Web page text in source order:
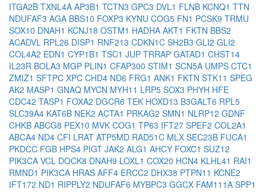
ITGA2B TXNL4A AP3B1 TCTN3 GPC3 DVL1 FLNB KCNQ1 TTN
NDUFAF3 AGA BBS10 FOXP3 KYNU COG5 FN1 PCSK9 TRMU
SOX10 DNAH1 KCNJ18 OSTM1 HADHA AKT1 FKTN BBS2
ACADVL RPL26 DISP1 RNF213 CDKN1C SH2B3 GLI2 GLI2
COL4A2 EDN1 CYP1B1 TSC1 JUP TRRAP GATAD1 CHST14
IL23R BOLA3 MGP PLIN1 CFAP300 STIM1 SCN5A UMPS CTC1
ZMIZ1 SFTPC XPC CHD4 ND6 FRG1 ANK1 FKTN STK11 SPEG
AK2 MASP1 GNAQ MYCN MYH11 LRP5 SOX3 PHYH HFE
CDC42 TASP1 FOXA2 DGCR6 TEK HOXD13 B3GALT6 RPL5
SLC39A4 KAT6B NEK2 ACTA1 PRKAG2 SMN1 NLRP12 GDNF
CHKB ABCG8 PEX10 MVK COG1 TP63 IFT27 SPEF2 COL2A1
ABCA4 ND4 CFI LRAT ATP5MD RAD51C MLX SEC23B FUCA1
PKDCC FGB HPS4 PIGT JAK2 ALG1 AHCY FOXC1 SUZ12
PIK3CA VCL DOCK8 DNAH9 LOXL1 COX20 HCN4 KLHL41 RAI1
RMND1 PIK3CA HRAS AFF4 ERCC2 DHX38 PTPN11 KCNE2
IFT172 ND1 RIPPLY2 NDUFAF6 MYBPC3 GGCX FAM111A SPP1